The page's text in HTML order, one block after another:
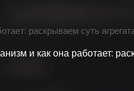
раскрываем суть
и как она работает: